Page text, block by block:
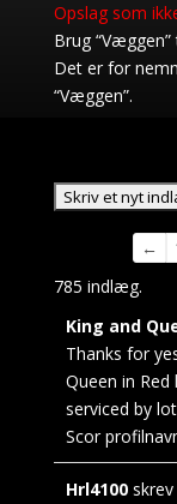
Opslag som
Brug
Det er for
“Væggen”.
←
785 indlæg.
King and
Thanks for
Queen in
serviced by
Scor
Hrl4100